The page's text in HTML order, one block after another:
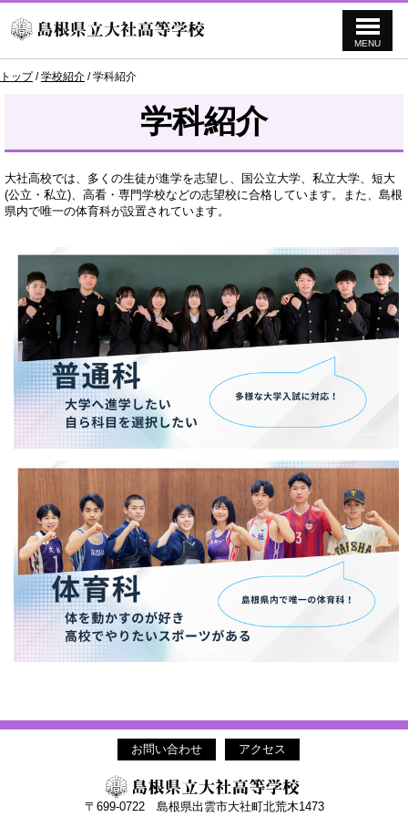
MENU
現
トップ/学校紹介 /学科紹介
学科紹介
大社高校では、多くの生徒が進学を志望し、国公立大学、私立大学、短大
(公立・私立)、高看・専門学校などの志望校に合格しています。また、島根
県内で唯一の体育科が設置されています。
お問い合わせ アクセス
〒699-0722 島根県出雲市大社町北荒木1473